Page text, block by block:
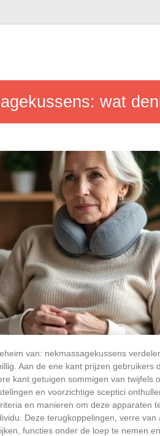
wat
van: nekmassagekussens
Aan de ene kant prijzen gebruikers
kant getuigen sommigen van twijfels
en voorzichtige sceptici
en manieren om deze apparaten
Deze terugkoppelingen, verre
functies onder de loep te nemen